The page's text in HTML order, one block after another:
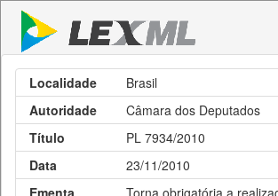
Localidade
Brasil
Autoridade
Câmara dos Deputados
Título
PL 7934/2010
Data
23/11/2010
Ementa
Torna obrigatória a